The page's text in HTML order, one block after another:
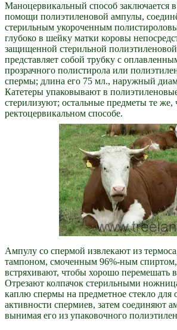
Маноцервикальный способ заключается
помощи полиэтиленовой ампулы,
стерильным укороченным
глубоко в шейку матки коровы
защищенной стерильной
представляет собой трубку с
прозрачного полистирола или
спермы; длина его 75 мл., наружный
Катетеры упаковывают в
стерилизуют; остальные предметы те же,
ректоцервикальном способе.
Ампулу со спермой извлекают из
тампоном, смоченным 96%-ным
встряхивают, чтобы хорошо перемешать
Отрезают колпачок стерильными
каплю спермы на предметное стекло для
активности спермиев, затем соединяют
вынимая его из упаковочного